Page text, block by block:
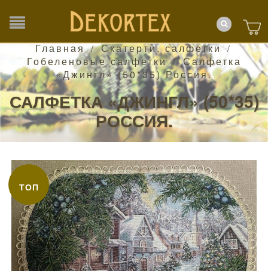
Главная / Скатерти, салфетки /
Гобеленовые салфетки /Салфетка
«Джингл» (50*35) Россия.
САЛФЕТКА «ДЖИНГЛ» (50*35)
РОССИЯ.
ТОП